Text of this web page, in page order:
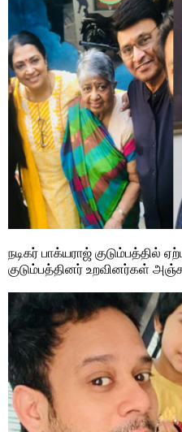
நடிகர் பாக்யராஜ் குடும்பத்தில்
குடும்பத்தினர் உறவினர்கள்